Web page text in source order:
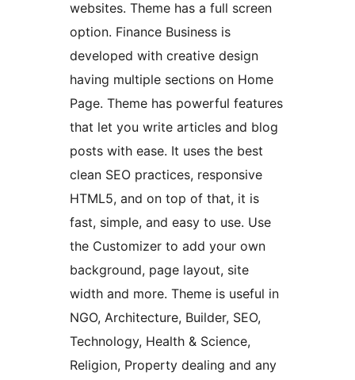
websites. Theme has a full screen
option. Finance Business is
developed with creative design
having multiple sections on Home
Page. Theme has powerful features
that let you write articles and blog
posts with ease. It uses the best
clean SEO practices, responsive
HTML5, and on top of that, it is
fast, simple, and easy to use. Use
the Customizer to add your own
background, page layout, site
width and more. Theme is useful in
NGO, Architecture, Builder, SEO,
Technology, Health & Science,
Religion, Property dealing and any